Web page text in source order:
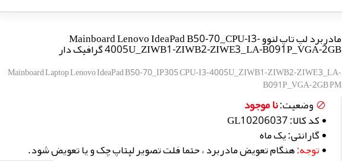
مادربرد لپ تاپ لنوو Mainboard Lenovo IdeaPad B50-70_CPU-I3-
4005U_ZIWB1-ZIWB2-ZIWE3_LA-B091P_VGA-2GB گرافیک دار
Mainboard Laptop Lenovo IdeaPad B50-70_IP305 CPU-I3-4005U_ZIWB1-ZIWB2-ZIWE3_LA-
B091P_VGA-2GB PM
وضعیت:نا موجود
کد کالا:GL10206037
گارانتی:یک ماه
توجه:هنگام تعویض مادربرد ، حتما فلت تصویر لپتاپ چک و یا تعویض شود.